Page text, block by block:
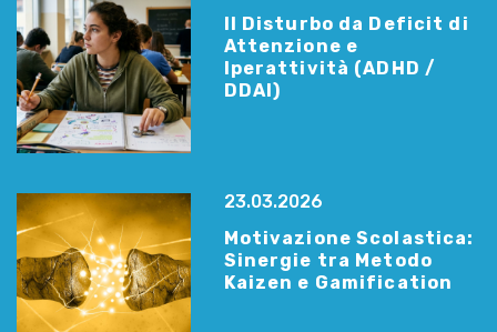
Il Disturbo da Deficit di
Attenzione e
Iperattività (ADHD /
DDAI)
23.03.2026
Motivazione Scolastica:
Sinergie tra Metodo
Kaizen e Gamification